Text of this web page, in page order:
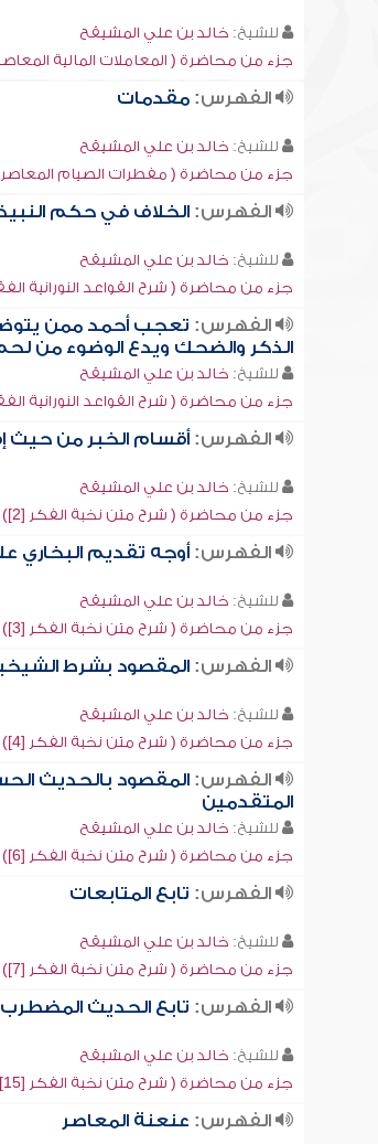
للشيخ: خالد بن علي المشيقح
جزء من محاضرة ( المعاملات المالية المعاصرة
الفهرس:مقدمات
للشيخ: خالد بن علي المشيقح
جزء من محاضرة ( مفطرات الصيام المعاصرة
الفهرس:الخلاف في حكم
للشيخ: خالد بن علي المشيقح
جزء من محاضرة ( شرح القواعد النورانية
الفهرس: تعجب أحمد ممن
الذكر والضحك ويدع الوضوء من لحم
للشيخ: خالد بن علي المشيقح
جزء من محاضرة ( شرح القواعد النورانية
الفهرس:أقسام الخبر من حيث
للشيخ: خالد بن علي المشيقح
جزء من محاضرة ( شرح متن نخبة الفكر [2])
الفهرس:أوجه تقديم البخاري
للشيخ: خالد بن علي المشيقح
جزء من محاضرة ( شرح متن نخبة الفكر [3])
الفهرس:المقصود بشرط
للشيخ: خالد بن علي المشيقح
جزء من محاضرة ( شرح متن نخبة الفكر [4])
الفهرس:المقصود بالحديث
المتقدمين
للشيخ: خالد بن علي المشيقح
جزء من محاضرة ( شرح متن نخبة الفكر [6])
الفهرس: تابع المتابعات
للشيخ: خالد بن علي المشيقح
جزء من محاضرة ( شرح متن نخبة الفكر [7])
الفهرس: تابع الحديث المضطرب
للشيخ: خالد بن علي المشيقح
جزء من محاضرة ( شرح متن نخبة الفكر [15])
الفهرس: عنعنة المعاصر